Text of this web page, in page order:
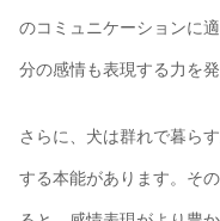
のコミュニケーションに
分の感情も表現する力を
さらに、犬は群れで暮ら
する本能があります。そ